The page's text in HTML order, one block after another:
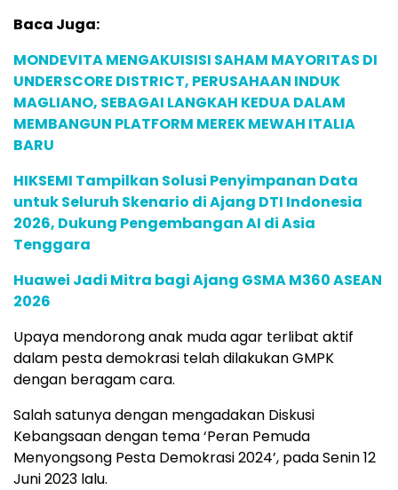
Baca Juga:
MONDEVITA MENGAKUISISI SAHAM MAYORITAS DI
UNDERSCORE DISTRICT, PERUSAHAAN INDUK
MAGLIANO, SEBAGAI LANGKAH KEDUA DALAM
MEMBANGUN PLATFORM MEREK MEWAH ITALIA
BARU
HIKSEMI Tampilkan Solusi Penyimpanan Data
untuk Seluruh Skenario di Ajang DTI Indonesia
2026, Dukung Pengembangan AI di Asia
Tenggara
Huawei Jadi Mitra bagi Ajang GSMA M360 ASEAN
2026
Upaya mendorong anak muda agar terlibat aktif
dalam pesta demokrasi telah dilakukan GMPK
dengan beragam cara.
Salah satunya dengan mengadakan Diskusi
Kebangsaan dengan tema ‘Peran Pemuda
Menyongsong Pesta Demokrasi 2024’, pada Senin 12
Juni 2023 lalu.